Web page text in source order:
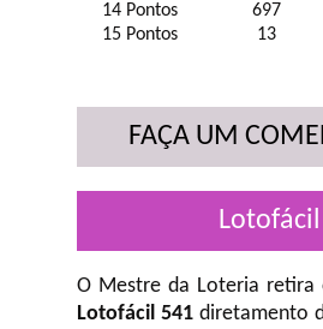
14 Pontos
697
15 Pontos
13
FAÇA UM
Lotofácil
O Mestre da Loteria retira
Lotofácil 541 diretamento